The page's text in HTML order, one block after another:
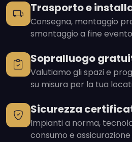
Trasporto e
Consegna, montaggio
smontaggio a fine
Sopralluogo
Valutiamo gli spazi e
su misura per la tua
Sicurezza
Impianti a norma,
consumo e